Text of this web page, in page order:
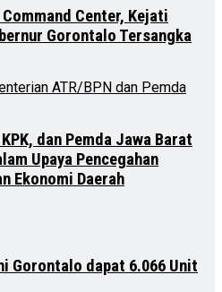
Center, Kejati
Gorontalo Tersangka
dan Pemda Jawa Barat
Upaya Pencegahan
Ekonomi Daerah
Gorontalo dapat 6.066 Unit